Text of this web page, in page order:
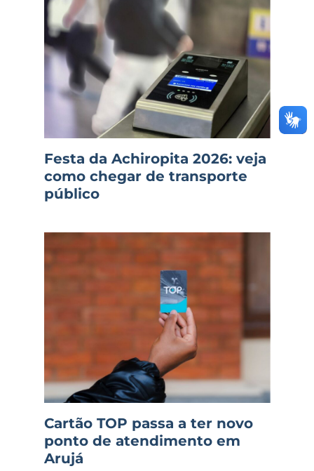
Festa da Achiropita 2026: veja
como chegar de transporte
público
Cartão TOP passa a ter novo
ponto de atendimento em
Arujá